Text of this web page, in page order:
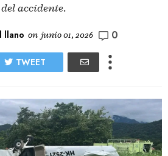
accidente.
llano on junio 01, 2026 0
TWEET